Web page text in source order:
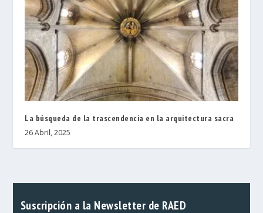
La búsqueda de la trascendencia en la arquitectura sacra
26 Abril, 2025
Suscripción a la Newsletter de RAED